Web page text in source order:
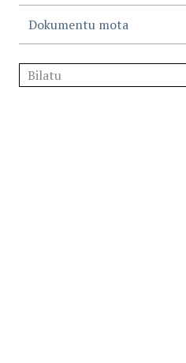
Dokumentu mota